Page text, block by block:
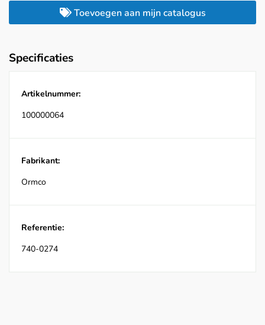
Toevoegen aan mijn catalogus
Specificaties
Artikelnummer:
100000064
Fabrikant:
Ormco
Referentie:
740-0274